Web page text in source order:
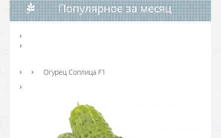
Популярное за месяц
Огурец Соплица F1